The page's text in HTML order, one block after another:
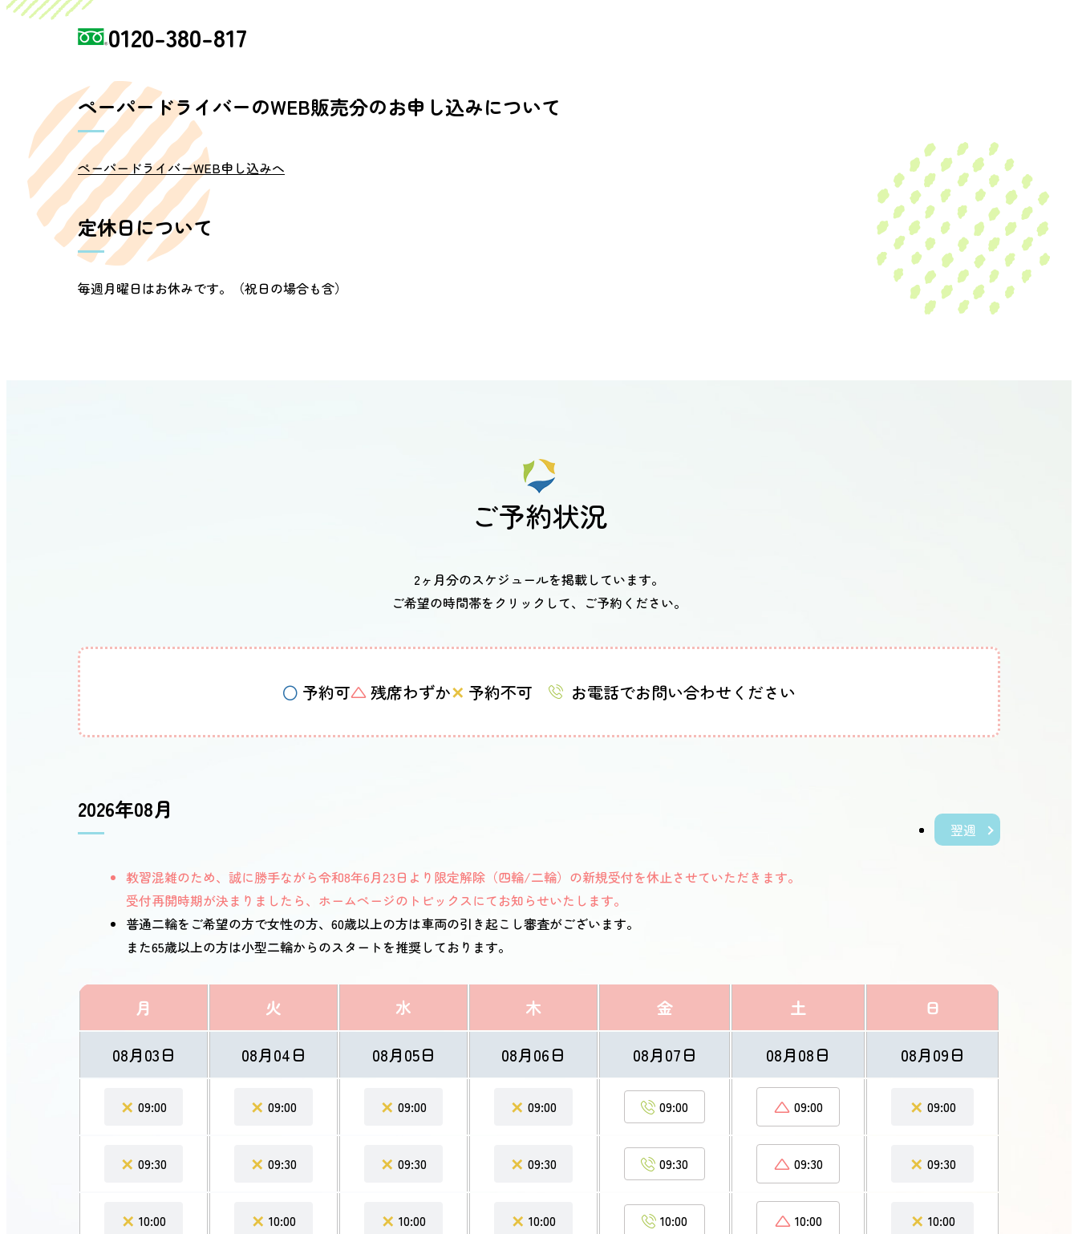
0120-380-817
ペーパードライバーのWEB販売分のお申し込みについて
ペーパードライバーWEB申し込みへ
定休日について
毎週月曜日 はお休みです。（祝日の場合も含）
ご予約状況
2ヶ月分のスケジュールを掲載しています。
ご希望の時間帯をクリックして、ご予約ください。
○ 予約可△残席わずか✕ 予約不可 お電話でお問い合わせください
2026年08月
翌週
教習混雑のため、誠に勝手ながら令和8年6月23日より限定解除（四輪/二輪）の新規受付を休止させていただきます。
受付再開時期が決まりましたら、ホームページのトピックスにてお知らせいたします。
普通二輪をご希望の方で女性の方、60歳以上の方は車両の引き起こし審査がございます。
また65歳以上の方は小型二輪からのスタートを推奨しております。
月 火 水 木 金 土 日
08月03日 08月04日 08月05日 08月06日 08月07日 08月08日 08月09日
✕ 09:00 ✕ 09:00 ✕ 09:00 ✕ 09:00 09:00 △ 09:00 ✕ 09:00
✕ 09:30 ✕ 09:30 ✕ 09:30 ✕ 09:30 09:30 △ 09:30 ✕ 09:30
✕ 10:00 ✕ 10:00 ✕ 10:00 ✕ 10:00 10:00 △ 10:00 ✕ 10:00